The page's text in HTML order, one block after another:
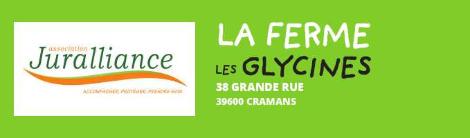
38 GRANDE RUE
39600 CRAMANS